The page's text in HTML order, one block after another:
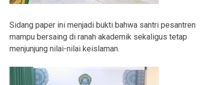
Sidang paper ini menjadi bukti bahwa santri pesantren
mampu bersaing di ranah akademik sekaligus tetap
menjunjung nilai-nilai keislaman.